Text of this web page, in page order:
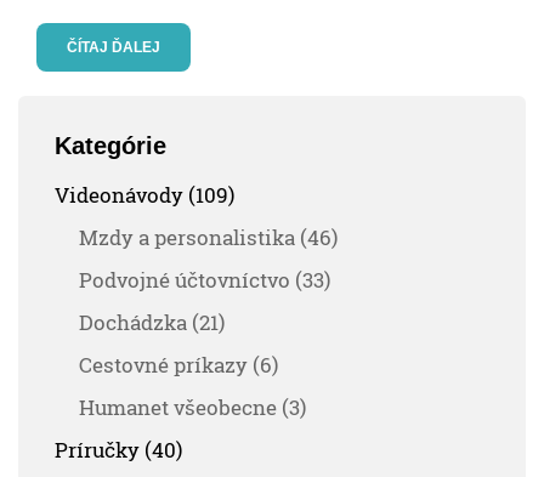
ČÍTAJ ĎALEJ
Kategórie
Videonávody (109)
Mzdy a personalistika (46)
Podvojné účtovníctvo (33)
Dochádzka (21)
Cestovné príkazy (6)
Humanet všeobecne (3)
Príručky (40)